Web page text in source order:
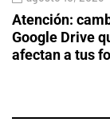
Atención:
Google Drive
afectan a tus